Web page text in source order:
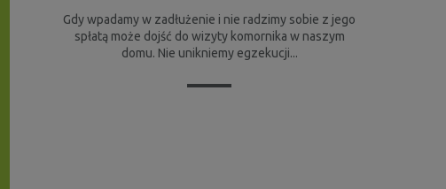
Gdy wpadamy w zadłużenie i nie radzimy sobie z jego
spłatą może dojść do wizyty komornika w naszym
domu. Nie unikniemy egzekucji...